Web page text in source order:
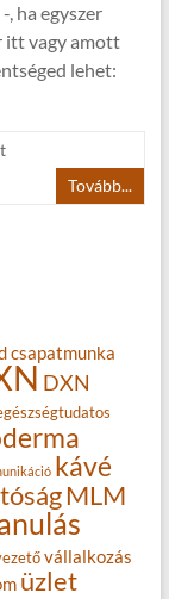
ha egyszer
itt vagy amott
lehet:
Tovább...
csapatmunka
DXN
kávé
MLM
vállalkozás
üzlet